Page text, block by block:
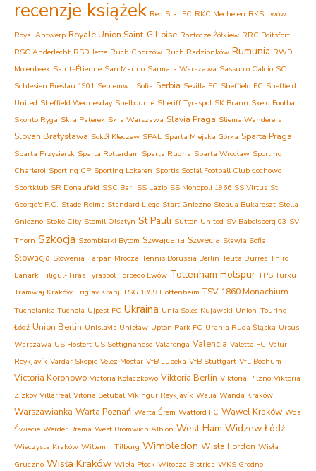
recenzje książek Red Star FC RKC Mechelen RKS Lwów
Royal Antwerp Royale Union Saint-Gilloise Roztocze Żółkiew RRC Boitsfort
RSC Anderlecht RSD Jette Ruch Chorzów Ruch Radzionków Rumunia RWD
Molenbeek Saint-Étienne San Marino Sarmata Warszawa Sassuolo Calcio SC
Schlesien Breslau 1901 Septemwri Sofia Serbia Sevilla FC Sheffield FC Sheffield
United Sheffield Wednesday Shelbourne Sheriff Tyraspol SK Brann Skeid Football
Skonto Ryga Skra Paterek Skra Warszawa Slavia Praga Sliema Wanderers
Slovan Bratysława Sokół Kleczew SPAL Sparta Miejska Górka Sparta Praga
Sparta Przysiersk Sparta Rotterdam Sparta Rudna Sparta Wrocław Sporting
Charleroi Sporting CP Sporting Lokeren Sportis Social Football Club Łochowo
Sportklub SR Donaufeld SSC Bari SS Lazio SS Monopoli 1966 SS Virtus St.
George's F.C. Stade Reims Standard Liege Start Gniezno Steaua Bukareszt Stella
Gniezno Stoke City Stomil Olsztyn St Pauli Sutton United SV Babelsberg 03 SV
Thorn Szkocja Szombierki Bytom Szwajcaria Szwecja Sławia Sofia
Słowacja Słowenia Tarpan Mrocza Tennis Borussia Berlin Teuta Durres Third
Lanark Tiligul-Tiras Tyraspol Torpedo Lwów Tottenham Hotspur TPS Turku
Tramwaj Kraków Triglav Kranj TSG 1899 Hoffenheim TSV 1860 Monachium
Tucholanka Tuchola Ujpest FC Ukraina Unia Solec Kujawski Union-Touring
Łódź Union Berlin Unislavia Unisław Upton Park FC Urania Ruda Śląska Ursus
Warszawa US Hostert US Settignanese Valarenga Valencia Valetta FC Valur
Reykjavík Vardar Skopje Velez Mostar VfB Lubeka VfB Stuttgart VfL Bochum
Victoria Koronowo Victoria Kołaczkowo Viktoria Berlin Viktoria Pilzno Viktoria
Zizkov Villarreal Vitoria Setubal Víkingur Reykjavík Walia Wanda Kraków
Warszawianka Warta Poznań Warta Śrem Watford FC Wawel Kraków Wda
Świecie Werder Brema West Bromwich Albion West Ham Widzew Łódź
Wieczysta Kraków Willem II Tilburg Wimbledon Wisła Fordon Wisła
Gruczno Wisła Kraków Wisła Płock Witosza Bistrica WKS Grodno